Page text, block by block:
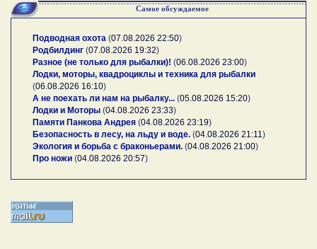
Самое обсуждаемое
Подводная охота (07.08.2026 22:50)
Родбилдинг (07.08.2026 19:32)
Разное (не только для рыбалки)! (06.08.2026 23:00)
Лодки, моторы, квадроциклы и техника для рыбалки
(06.08.2026 16:10)
А не поехать ли нам на рыбалку... (05.08.2026 15:20)
Лодки и Моторы (04.08.2026 23:33)
Памяти Панкова Андрея (04.08.2026 23:19)
Безопасность в лесу, на льду и воде. (04.08.2026 21:11 )
Экология и борьба с браконьерами. (04.08.2026 21:00)
Про ножи (04.08.2026 20:57)